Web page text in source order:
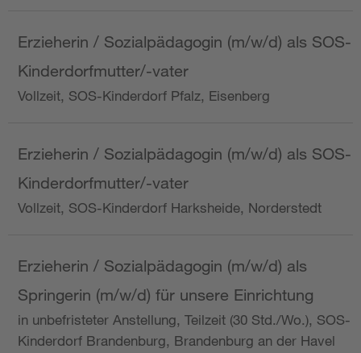
Erzieherin / Sozialpädagogin (m/w/d) als SOS-
Kinderdorfmutter/-vater
Vollzeit, SOS-Kinderdorf Pfalz, Eisenberg
Erzieherin / Sozialpädagogin (m/w/d) als SOS-
Kinderdorfmutter/-vater
Vollzeit, SOS-Kinderdorf Harksheide, Norderstedt
Erzieherin / Sozialpädagogin (m/w/d) als
Springerin (m/w/d) für unsere Einrichtung
in unbefristeter Anstellung, Teilzeit (30 Std./Wo.), SOS-
Kinderdorf Brandenburg, Brandenburg an der Havel